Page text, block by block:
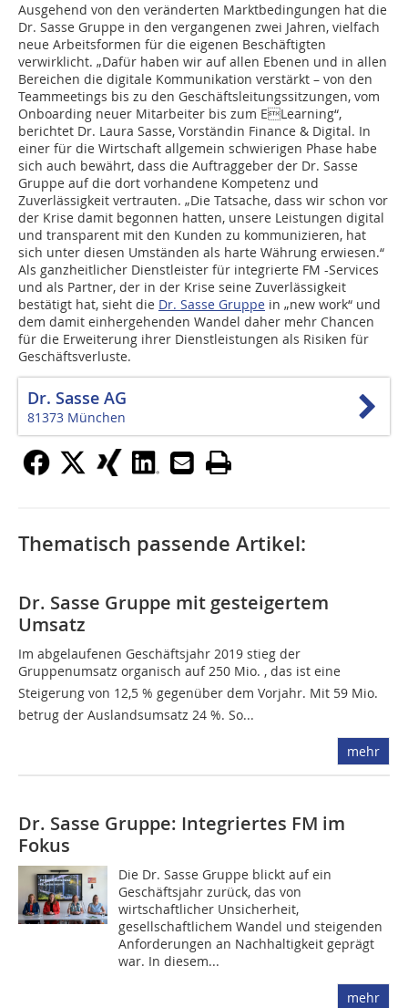
Ausgehend von den veränderten Marktbedingungen hat die
Dr. Sasse Gruppe in den vergangenen zwei Jahren, vielfach
neue Arbeitsformen für die eigenen Beschäftigten
verwirklicht. „Dafür haben wir auf allen Ebenen und in allen
Bereichen die digitale Kommunikation verstärkt – von den
Teammeetings bis zu den Geschäftsleitungssitzungen, vom
Onboarding neuer Mitarbeiter bis zum ELearning“,
berichtet Dr. Laura Sasse, Vorständin Finance & Digital. In
einer für die Wirtschaft allgemein schwierigen Phase habe
sich auch bewährt, dass die Auftraggeber der Dr. Sasse
Gruppe auf die dort vorhandene Kompetenz und
Zuverlässigkeit vertrauten. „Die Tatsache, dass wir schon vor
der Krise damit begonnen hatten, unsere Leistungen digital
und transparent mit den Kunden zu kommunizieren, hat
sich unter diesen Umständen als harte Währung erwiesen.“
Als ganzheitlicher Dienstleister für integrierte FM -Services
und als Partner, der in der Krise seine Zuverlässigkeit
bestätigt hat, sieht die Dr. Sasse Gruppe in „new work“ und
dem damit einhergehenden Wandel daher mehr Chancen
für die Erweiterung ihrer Dienstleistungen als Risiken für
Geschäftsverluste.
Dr. Sasse AG
81373 München
Thematisch passende Artikel:
Dr. Sasse Gruppe mit gesteigertem
Umsatz
Im abgelaufenen Geschäftsjahr 2019 stieg der
Gruppenumsatz organisch auf 250 Mio. , das ist eine
Steigerung von 12,5 % gegenüber dem Vorjahr. Mit 59 Mio. 
betrug der Auslandsumsatz 24 %. So...
mehr
Dr. Sasse Gruppe: Integriertes FM im
Fokus
Die Dr. Sasse Gruppe blickt auf ein
Geschäftsjahr zurück, das von
wirtschaftlicher Unsicherheit,
gesellschaftlichem Wandel und steigenden
Anforderungen an Nachhaltigkeit geprägt
war. In diesem...
mehr